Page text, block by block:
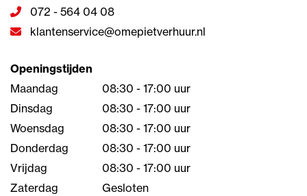
072 - 564 04 08
klantenservice@omepietverhuur.nl
Openingstijden
Maandag
08:30 - 17:00 uur
Dinsdag
08:30 - 17:00 uur
Woensdag
08:30 - 17:00 uur
Donderdag
08:30 - 17:00 uur
Vrijdag
08:30 - 17:00 uur
Zaterdag
Gesloten